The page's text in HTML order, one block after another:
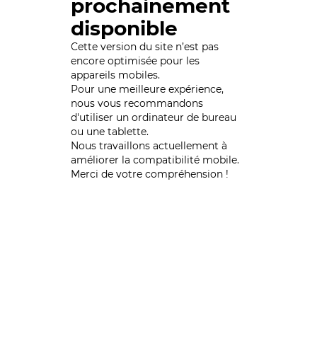
prochainement
disponible
Cette version du site n’est pas
encore optimisée pour les
appareils mobiles.
Pour une meilleure expérience,
nous vous recommandons
d'utiliser un ordinateur de bureau
ou une tablette.
Nous travaillons actuellement à
améliorer la compatibilité mobile.
Merci de votre compréhension !